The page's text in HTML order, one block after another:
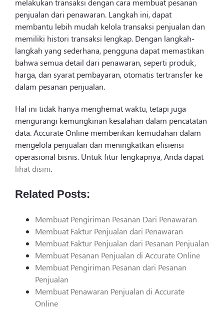
penjualan dari penawaran. Langkah ini, dapat
membantu lebih mudah kelola transaksi penjualan dan
memiliki histori transaksi lengkap. Dengan langkah-
langkah yang sederhana, pengguna dapat memastikan
bahwa semua detail dari penawaran, seperti produk,
harga, dan syarat pembayaran, otomatis tertransfer ke
dalam pesanan penjualan.
Hal ini tidak hanya menghemat waktu, tetapi juga
mengurangi kemungkinan kesalahan dalam pencatatan
data. Accurate Online memberikan kemudahan dalam
mengelola penjualan dan meningkatkan efisiensi
operasional bisnis. Untuk fitur lengkapnya, Anda dapat
lihat disini.
Related Posts:
Membuat Pengiriman Pesanan Dari Penawaran
Membuat Faktur Penjualan dari Penawaran
Membuat Faktur Penjualan dari Pesanan Penjualan
Membuat Pesanan Penjualan di Accurate Online
Membuat Pengiriman Pesanan dari Pesanan
Penjualan
Membuat Penawaran Penjualan di Accurate
Online